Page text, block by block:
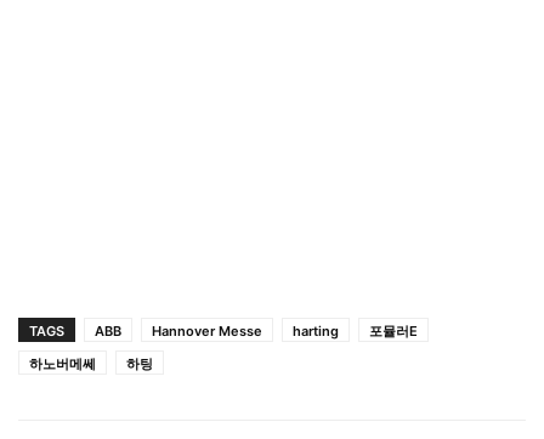
TAGS ABB Hannover Messe harting
포뮬러E
하노버메쎄
하팅